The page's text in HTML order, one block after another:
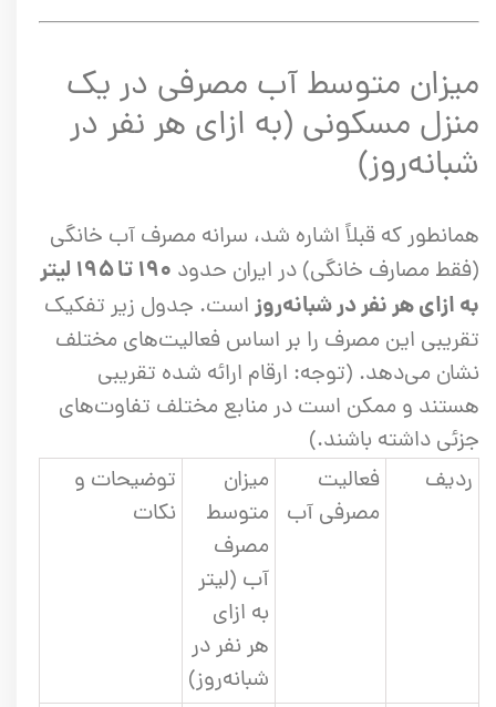
میزان متوسط آب مصرفی در یک
منزل مسکونی (به ازای هر نفر در
شبانه‌روز)
همانطور که قبلاً اشاره شد، سرانه مصرف آب خانگی
(فقط مصارف خانگی) در ایران حدود
۱۹۰ تا ۱۹۵ لیتر
به ازای هر نفر در شبانه‌روز است. جدول زیر تفکیک
تقریبی این مصرف را بر اساس فعالیت‌های مختلف
نشان می‌دهد. (توجه: ارقام ارائه شده تقریبی
هستند و ممکن است در منابع مختلف تفاوت‌های
جزئی داشته باشند.)
ردیف
فعالیت
مصرفی آب
میزان
متوسط
مصرف
آب (لیتر
به ازای
هر نفر در
شبانه‌روز)
توضیحات و
نکات